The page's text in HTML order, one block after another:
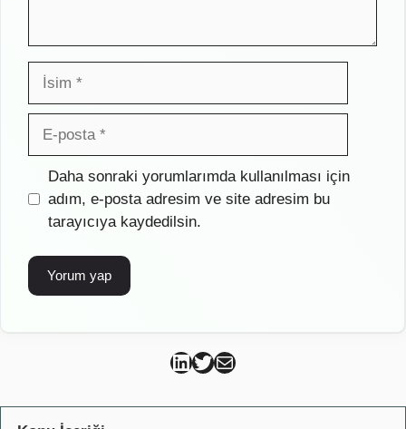
İsim
posta
İnternet
sitesi
Daha sonraki yorumlarımda kullanılması için
adım, e-posta adresim ve site adresim bu
tarayıcıya kaydedilsin.
Can Kütahya Linkedin
Can Kütahya Twitter
Can Kütahya Mail